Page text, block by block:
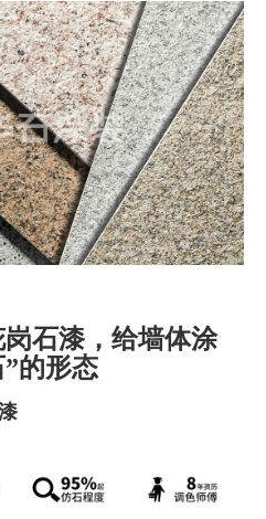
石漆，给墙体涂
的形态